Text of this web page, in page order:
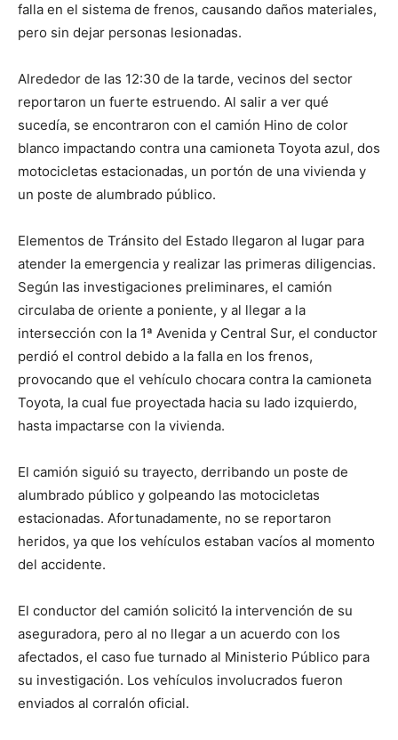
falla en el sistema de frenos, causando daños materiales,
pero sin dejar personas lesionadas.
Alrededor de las 12:30 de la tarde, vecinos del sector
reportaron un fuerte estruendo. Al salir a ver qué
sucedía, se encontraron con el camión Hino de color
blanco impactando contra una camioneta Toyota azul, dos
motocicletas estacionadas, un portón de una vivienda y
un poste de alumbrado público.
Elementos de Tránsito del Estado llegaron al lugar para
atender la emergencia y realizar las primeras diligencias.
Según las investigaciones preliminares, el camión
circulaba de oriente a poniente, y al llegar a la
intersección con la 1ª Avenida y Central Sur, el conductor
perdió el control debido a la falla en los frenos,
provocando que el vehículo chocara contra la camioneta
Toyota, la cual fue proyectada hacia su lado izquierdo,
hasta impactarse con la vivienda.
El camión siguió su trayecto, derribando un poste de
alumbrado público y golpeando las motocicletas
estacionadas. Afortunadamente, no se reportaron
heridos, ya que los vehículos estaban vacíos al momento
del accidente.
El conductor del camión solicitó la intervención de su
aseguradora, pero al no llegar a un acuerdo con los
afectados, el caso fue turnado al Ministerio Público para
su investigación. Los vehículos involucrados fueron
enviados al corralón oficial.